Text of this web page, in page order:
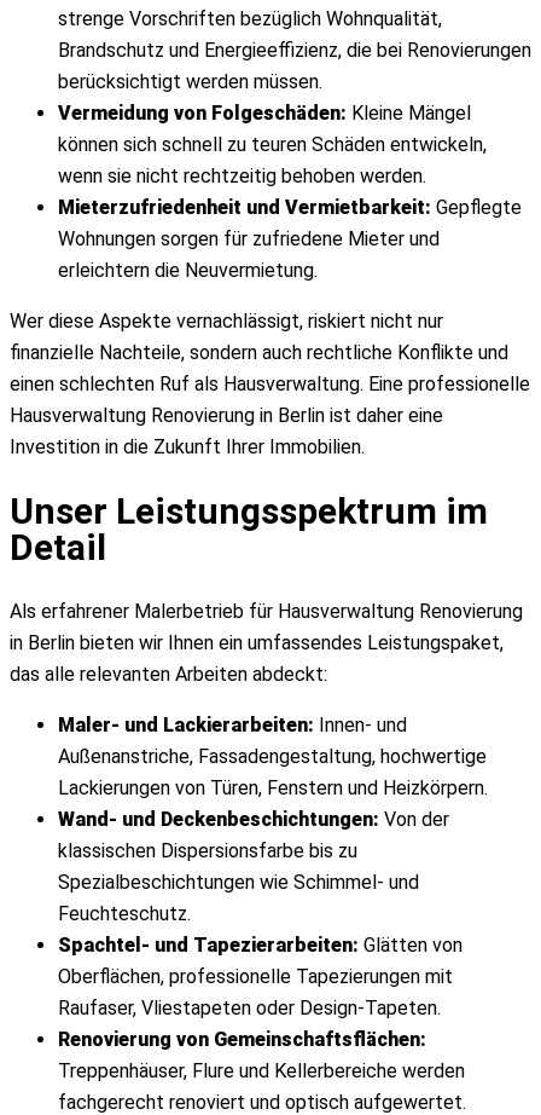
Blog
Kontakt
strenge Vorschriften bezüglich Wohnqualität,
Brandschutz und Energieeffizienz, die bei Renovierungen
berücksichtigt werden müssen.
Vermeidung von Folgeschäden: Kleine Mängel
können sich schnell zu teuren Schäden entwickeln,
wenn sie nicht rechtzeitig behoben werden.
Mieterzufriedenheit und Vermietbarkeit: Gepflegte
Wohnungen sorgen für zufriedene Mieter und
erleichtern die Neuvermietung.
Wer diese Aspekte vernachlässigt, riskiert nicht nur
finanzielle Nachteile, sondern auch rechtliche Konflikte und
einen schlechten Ruf als Hausverwaltung. Eine professionelle
Hausverwaltung Renovierung in Berlin ist daher eine
Investition in die Zukunft Ihrer Immobilien.
Unser Leistungsspektrum im
Detail
Als erfahrener Malerbetrieb für Hausverwaltung Renovierung
in Berlin bieten wir Ihnen ein umfassendes Leistungspaket,
das alle relevanten Arbeiten abdeckt:
Maler- und Lackierarbeiten: Innen- und
Außenanstriche, Fassadengestaltung, hochwertige
Lackierungen von Türen, Fenstern und Heizkörpern.
Wand- und Deckenbeschichtungen: Von der
klassischen Dispersionsfarbe bis zu
Spezialbeschichtungen wie Schimmel- und
Feuchteschutz.
Spachtel- und Tapezierarbeiten: Glätten von
Oberflächen, professionelle Tapezierungen mit
Raufaser, Vliestapeten oder Design-Tapeten.
Renovierung von Gemeinschaftsflächen:
Treppenhäuser, Flure und Kellerbereiche werden
fachgerecht renoviert und optisch aufgewertet.